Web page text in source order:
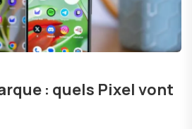
: quels Pixel vont